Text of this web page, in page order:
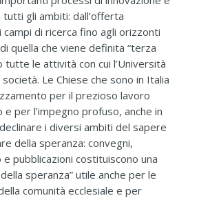
gli ambiti: dall’offerta
di ricerca fino agli orizzonti
quella che viene definita “terza
tutte le attività con cui l’Università
Le Chiese che sono in Italia
per il prezioso lavoro
e per l’impegno profuso, anche in
i diversi ambiti del sapere
della speranza: convegni,
pubblicazioni costituiscono una
speranza” utile anche per le
comunità ecclesiale e per